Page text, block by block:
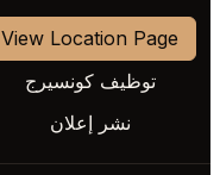
View Location Page
توظيف كونسيرج
نشر إعلان